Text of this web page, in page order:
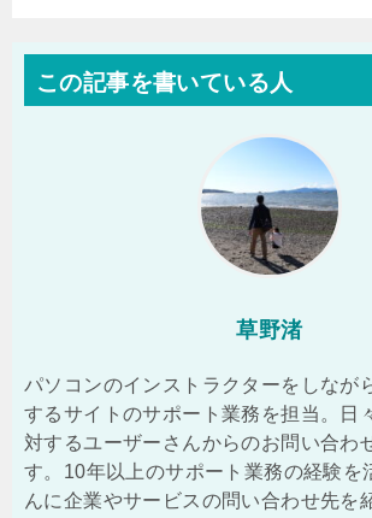
この記事を書いている人
草野渚
パソコンのインストラクターをしなが
するサイトのサポート業務を担当。日
対するユーザーさんからのお問い合わ
す。10年以上のサポート業務の経験を
んに企業やサービスの問い合わせ先を